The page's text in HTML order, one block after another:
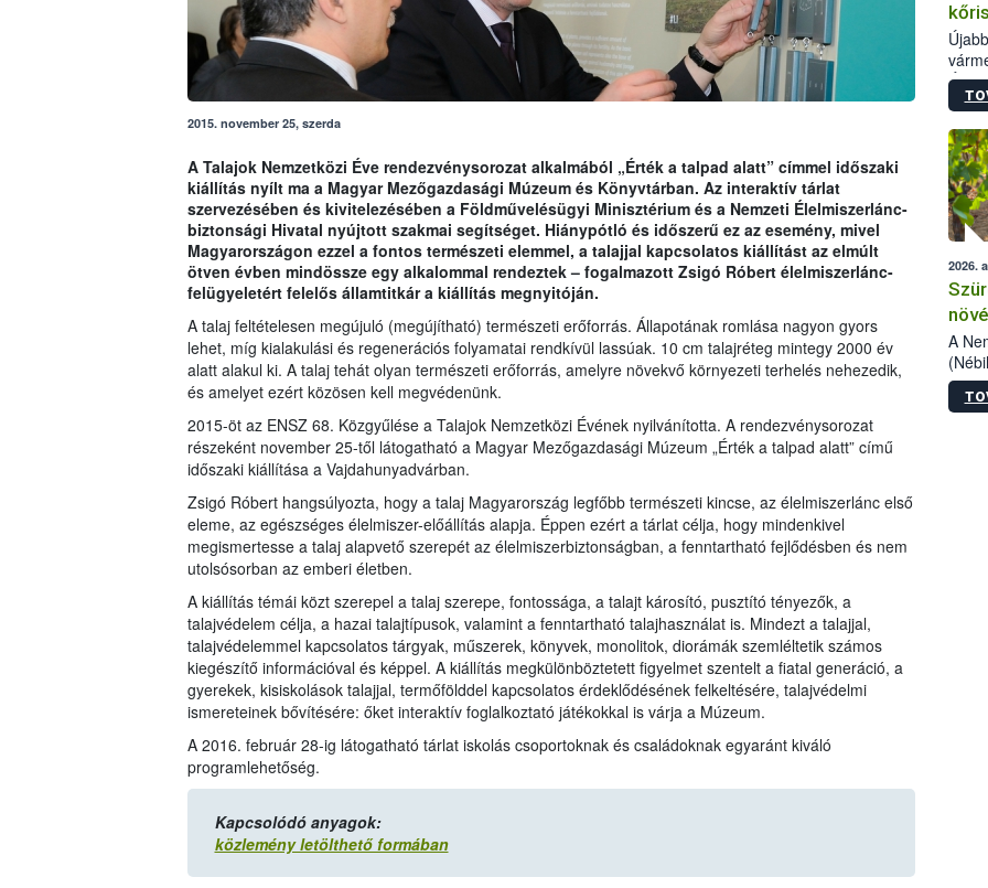
2015. november 25, szerda
A Talajok Nemzetközi Éve rendezvénysorozat alkalmából „Érték a talpad alatt” címmel időszaki
kiállítás nyílt ma a Magyar Mezőgazdasági Múzeum és Könyvtárban. Az interaktív tárlat
szervezésében és kivitelezésében a Földművelésügyi Minisztérium és a Nemzeti Élelmiszerlánc-
biztonsági Hivatal nyújtott szakmai segítséget. Hiánypótló és időszerű ez az esemény, mivel
Magyarországon ezzel a fontos természeti elemmel, a talajjal kapcsolatos kiállítást az elmúlt
ötven évben mindössze egy alkalommal rendeztek – fogalmazott Zsigó Róbert élelmiszerlánc-
felügyeletért felelős államtitkár a kiállítás megnyitóján.
A talaj feltételesen megújuló (megújítható) természeti erőforrás. Állapotának romlása nagyon gyors
lehet, míg kialakulási és regenerációs folyamatai rendkívül lassúak. 10 cm talajréteg mintegy 2000 év
alatt alakul ki. A talaj tehát olyan természeti erőforrás, amelyre növekvő környezeti terhelés nehezedik,
és amelyet ezért közösen kell megvédenünk.
2015-öt az ENSZ 68. Közgyűlése a Talajok Nemzetközi Évének nyilvánította. A rendezvénysorozat
részeként november 25-től látogatható a Magyar Mezőgazdasági Múzeum „Érték a talpad alatt” című
időszaki kiállítása a Vajdahunyadvárban.
Zsigó Róbert hangsúlyozta, hogy a talaj Magyarország legfőbb természeti kincse, az élelmiszerlánc első
eleme, az egészséges élelmiszer-előállítás alapja. Éppen ezért a tárlat célja, hogy mindenkivel
megismertesse a talaj alapvető szerepét az élelmiszerbiztonságban, a fenntartható fejlődésben és nem
utolsósorban az emberi életben.
A kiállítás témái közt szerepel a talaj szerepe, fontossága, a talajt károsító, pusztító tényezők, a
talajvédelem célja, a hazai talajtípusok, valamint a fenntartható talajhasználat is. Mindezt a talajjal,
talajvédelemmel kapcsolatos tárgyak, műszerek, könyvek, monolitok, diorámák szemléltetik számos
kiegészítő információval és képpel. A kiállítás megkülönböztetett figyelmet szentelt a fiatal generáció, a
gyerekek, kisiskolások talajjal, termőfölddel kapcsolatos érdeklődésének felkeltésére, talajvédelmi
ismereteinek bővítésére: őket interaktív foglalkoztató játékokkal is várja a Múzeum.
A 2016. február 28-ig látogatható tárlat iskolás csoportoknak és családoknak egyaránt kiváló
programlehetőség.
Kapcsolódó anyagok:
közlemény letölthető formában
2026.
A